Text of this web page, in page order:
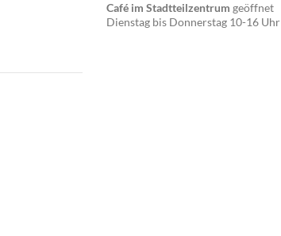
Café im Stadtteilzentrum geöffnet
Dienstag bis Donnerstag 10-16 Uhr